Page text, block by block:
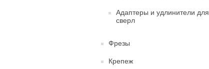
Адаптеры и удлинители для
сверл
Фрезы
Крепеж